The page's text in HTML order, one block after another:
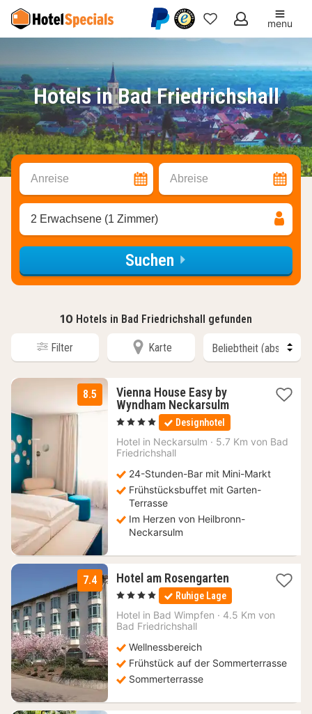
Meine
menu
Hotels in Bad Friedrichshall
Anreise Abreise
2 Erwachsene (1 Zimmer)
Suchen
10 Hotels in Bad Friedrichshall gefunden
Filter Karte
8.5
Vienna House Easy by
Wyndham Neckarsulm2
Nächte
ab
90
, 4 Sterne Designhotel
Hotel in Neckarsulm · 5.7 Km von Bad
Friedrichshall
24-Stunden-Bar mit Mini-Markt
Frühstücksbuffet mit Garten-
Terrasse
Im Herzen von Heilbronn-
Neckarsulm
7.4 Hotel am Rosengarten1
Nacht
ab
91
, 4 Sterne Ruhige Lage
Hotel in Bad Wimpfen · 4.5 Km von
Bad Friedrichshall
Wellnessbereich
Frühstück auf der Sommerterrasse
Sommerterrasse